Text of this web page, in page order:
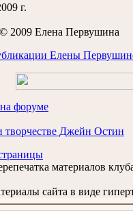
г.
2009 Еленa Первушинa
Елены
форуме
Джейн Остин
материалов
сайта в виде